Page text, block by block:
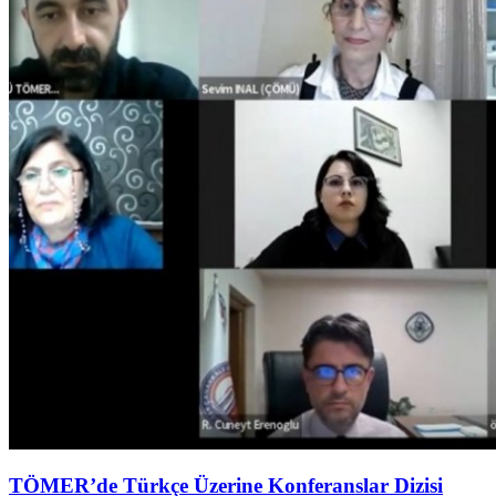
TÖMER’de Türkçe Üzerine Konferanslar Dizisi